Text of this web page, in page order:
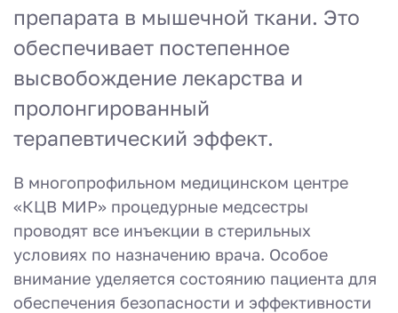
препарата в мышечной ткани. Это
обеспечивает постепенное
высвобождение лекарства и
пролонгированный
терапевтический эффект.
В многопрофильном медицинском центре
«КЦВ МИР» процедурные медсестры
проводят все инъекции в стерильных
условиях по назначению врача. Особое
внимание уделяется состоянию пациента для
обеспечения безопасности и эффективности